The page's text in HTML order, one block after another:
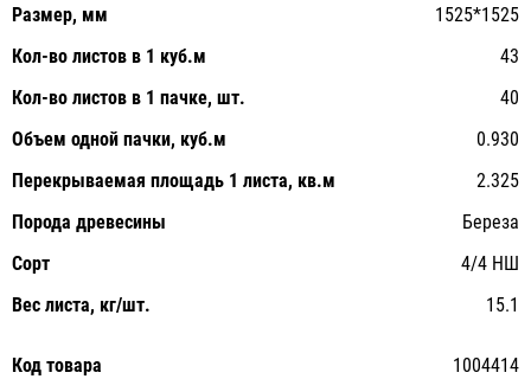
Размер, мм
1525*1525
Кол-во листов в 1 куб.м
43
Кол-во листов в 1 пачке, шт.
40
Объем одной пачки, куб.м
0.930
Перекрываемая площадь 1 листа, кв.м
2.325
Порода древесины
Береза
Сорт
4/4 НШ
Вес листа, кг/шт.
15.1
Код товара 1004414